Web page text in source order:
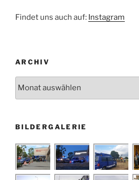
Findet uns auch auf: Instagram
ARCHIV
BILDERGALERIE